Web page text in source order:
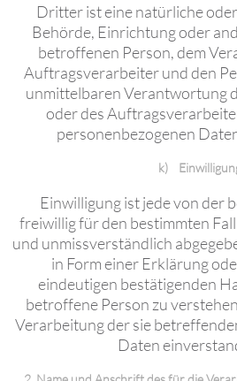
Dritter ist eine natürliche
Behörde, Einrichtung oder
betroffenen Person, dem
Auftragsverarbeiter und den
unmittelbaren Verantwortung
oder des
personenbezogenen
k)
Einwilligung ist jede von der
freiwillig für den bestimmten
und unmissverständlich
in Form einer Erklärung
eindeutigen bestätigenden
betroffene Person zu
Verarbeitung der sie
Daten